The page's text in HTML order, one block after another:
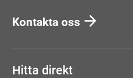
Kontakta oss
Hitta direkt